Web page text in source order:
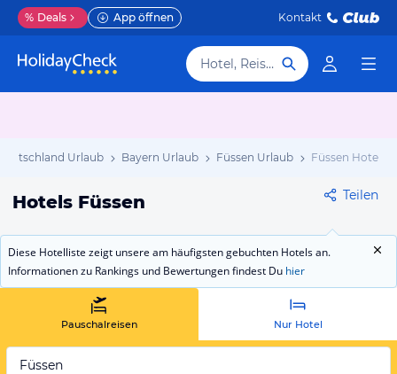
% Deals App öffnen Kontakt
Hotel, Reiseziel
Urlaub Bayern Urlaub Füssen Urlaub Füssen Hotels
Hotels Füssen Teilen
Diese Hotelliste zeigt unsere am häufigsten gebuchten Hotels an.
Informationen zu Rankings und Bewertungen findest Du hier
Pauschalreisen Nur Hotel
Füssen